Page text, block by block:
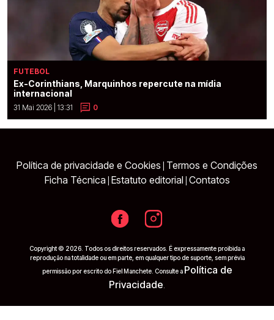
FUTEBOL
Ex-Corinthians, Marquinhos repercute na mídia
internacional
31 Mai 2026 | 13:31 0
Política de privacidade e Cookies Termos e Condições
Ficha Técnica Estatuto editorial Contatos
Copyright © 2026. Todos os direitos reservados. É expressamente proibida a
reprodução na totalidade ou em parte, em qualquer tipo de suporte, sem prévia
permissão por escrito do Fiel Manchete. Consulte a Política de
Privacidade